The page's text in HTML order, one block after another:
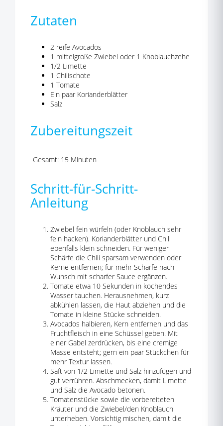
Zutaten
2 reife Avocados
1 mittelgroße Zwiebel oder 1 Knoblauchzehe
1/2 Limette
1 Chilischote
1 Tomate
Ein paar Korianderblätter
Salz
Zubereitungszeit
Gesamt: 15 Minuten
Schritt-für-Schritt-
Anleitung
Zwiebel fein würfeln (oder Knoblauch sehr
fein hacken). Korianderblätter und Chili
ebenfalls klein schneiden. Für weniger
Schärfe die Chili sparsam verwenden oder
Kerne entfernen; für mehr Schärfe nach
Wunsch mit scharfer Sauce ergänzen.
Tomate etwa 10 Sekunden in kochendes
Wasser tauchen. Herausnehmen, kurz
abkühlen lassen, die Haut abziehen und die
Tomate in kleine Stücke schneiden.
Avocados halbieren, Kern entfernen und das
Fruchtfleisch in eine Schüssel geben. Mit
einer Gabel zerdrücken, bis eine cremige
Masse entsteht; gern ein paar Stückchen für
mehr Textur lassen.
Saft von 1/2 Limette und Salz hinzufügen und
gut verrühren. Abschmecken, damit Limette
und Salz die Avocado betonen.
Tomatenstücke sowie die vorbereiteten
Kräuter und die Zwiebel/den Knoblauch
unterheben. Vorsichtig mischen, damit die